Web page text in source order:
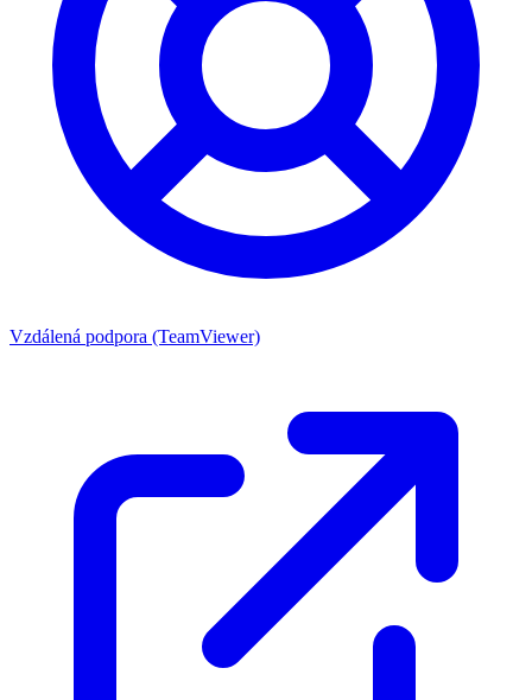
Vzdálená podpora (TeamViewer)